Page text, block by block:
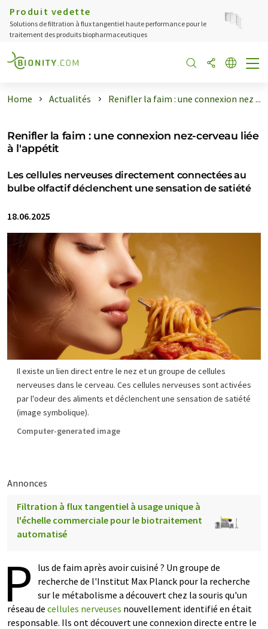
Produit vedette
Solutions de filtration à flux tangentiel haute performance pour le
traitement des produits biopharmaceutiques
Home Actualités Renifler la faim : une connexion nez ...
Renifler la faim : une connexion nez-cerveau liée
à l'appétit
Les cellules nerveuses directement connectées au
bulbe olfactif déclenchent une sensation de satiété
18.06.2025
Il existe un lien direct entre le nez et un groupe de cellules
nerveuses dans le cerveau. Ces cellules nerveuses sont activées
par l'odeur des aliments et déclenchent une sensation de satiété
(image symbolique).
Computer-generated image
Annonces
Filtration à flux tangentiel à usage unique à
l'échelle commerciale pour le biotraitement
automatisé
P
lus de faim après avoir cuisiné ? Un groupe de
recherche de l'Institut Max Planck pour la recherche
sur le métabolisme a découvert chez la souris qu'un
réseau de cellules nerveuses nouvellement identifié en était
responsable. Ils ont découvert une connexion directe entre le